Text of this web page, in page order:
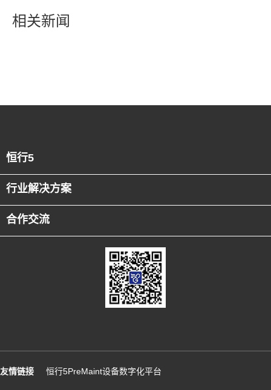
相关新闻
恒行5
行业解决方案
合作交流
友情链接 恒行5PreMaint设备数字化平台